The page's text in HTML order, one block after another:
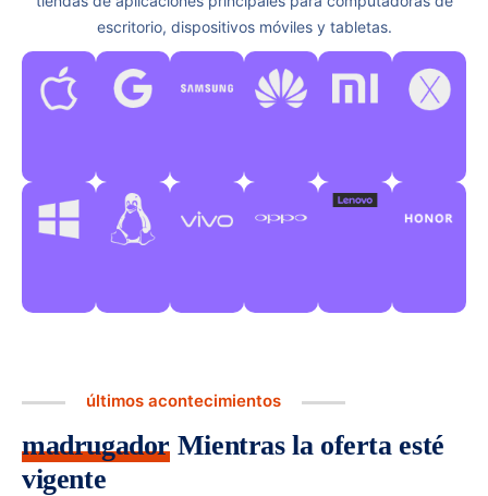
escritorio, dispositivos móviles y tabletas.
últimos acontecimientos
madrugador Mientras la oferta esté
vigente